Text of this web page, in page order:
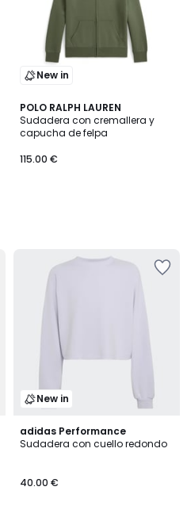
New in
POLO RALPH LAUREN
Sudadera con cremallera y
capucha de felpa
115.00 €
New in
adidas Performance
Sudadera con cuello redondo
40.00 €